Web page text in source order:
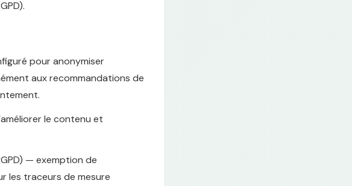
pour anonymiser
aux recommandations de
le contenu et
— exemption de
les traceurs de mesure